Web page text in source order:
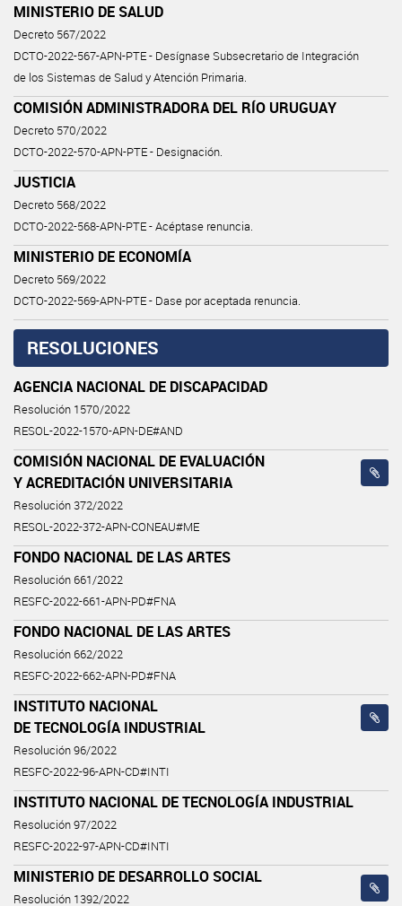
MINISTERIO DE SALUD
Decreto 567/2022
DCTO-2022-567-APN-PTE - Desígnase Subsecretario de Integración
de los Sistemas de Salud y Atención Primaria.
COMISIÓN ADMINISTRADORA DEL RÍO URUGUAY
Decreto 570/2022
DCTO-2022-570-APN-PTE - Designación.
JUSTICIA
Decreto 568/2022
DCTO-2022-568-APN-PTE - Acéptase renuncia.
MINISTERIO DE ECONOMÍA
Decreto 569/2022
DCTO-2022-569-APN-PTE - Dase por aceptada renuncia.
RESOLUCIONES
AGENCIA NACIONAL DE DISCAPACIDAD
Resolución 1570/2022
RESOL-2022-1570-APN-DE#AND
COMISIÓN NACIONAL DE EVALUACIÓN
Y ACREDITACIÓN UNIVERSITARIA
Resolución 372/2022
RESOL-2022-372-APN-CONEAU#ME
FONDO NACIONAL DE LAS ARTES
Resolución 661/2022
RESFC-2022-661-APN-PD#FNA
FONDO NACIONAL DE LAS ARTES
Resolución 662/2022
RESFC-2022-662-APN-PD#FNA
INSTITUTO NACIONAL
DE TECNOLOGÍA INDUSTRIAL
Resolución 96/2022
RESFC-2022-96-APN-CD#INTI
INSTITUTO NACIONAL DE TECNOLOGÍA INDUSTRIAL
Resolución 97/2022
RESFC-2022-97-APN-CD#INTI
MINISTERIO DE DESARROLLO SOCIAL
Resolución 1392/2022